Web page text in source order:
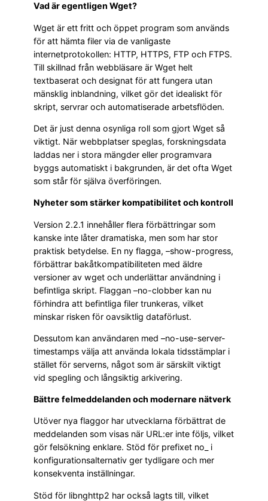
Vad är egentligen Wget?
Wget är ett fritt och öppet program som används
för att hämta filer via de vanligaste
internetprotokollen: HTTP, HTTPS, FTP och FTPS.
Till skillnad från webbläsare är Wget helt
textbaserat och designat för att fungera utan
mänsklig inblandning, vilket gör det idealiskt för
skript, servrar och automatiserade arbetsflöden.
Det är just denna osynliga roll som gjort Wget så
viktigt. När webbplatser speglas, forskningsdata
laddas ner i stora mängder eller programvara
byggs automatiskt i bakgrunden, är det ofta Wget
som står för själva överföringen.
Nyheter som stärker kompatibilitet och kontroll
Version 2.2.1 innehåller flera förbättringar som
kanske inte låter dramatiska, men som har stor
praktisk betydelse. En ny flagga, –show-progress,
förbättrar bakåtkompatibiliteten med äldre
versioner av wget och underlättar användning i
befintliga skript. Flaggan –no-clobber kan nu
förhindra att befintliga filer trunkeras, vilket
minskar risken för oavsiktlig dataförlust.
Dessutom kan användaren med –no-use-server-
timestamps välja att använda lokala tidsstämplar i
stället för serverns, något som är särskilt viktigt
vid spegling och långsiktig arkivering.
Bättre felmeddelanden och modernare nätverk
Utöver nya flaggor har utvecklarna förbättrat de
meddelanden som visas när URL:er inte följs, vilket
gör felsökning enklare. Stöd för prefixet no_ i
konfigurationsalternativ ger tydligare och mer
konsekventa inställningar.
Stöd för libnghttp2 har också lagts till, vilket